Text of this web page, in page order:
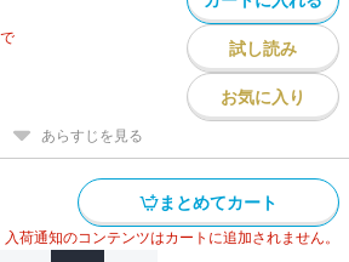
試し読み
お気に入り
あらすじを見る
まとめてカート
荷通知のコンテンツはカートに追加されません。